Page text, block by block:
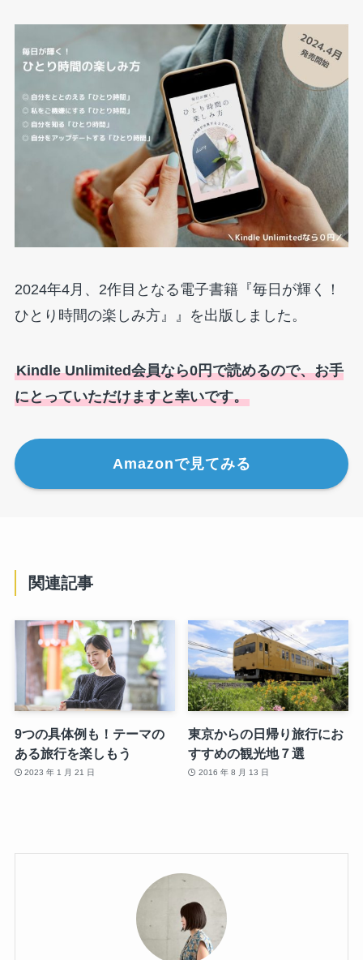
2024年4月、2作目となる電子書籍『毎日が輝く！
ひとり時間の楽しみ方』』を出版しました。
Kindle Unlimited会員なら0円で読めるので、お手
にとっていただけますと幸いです。
Amazonで見てみる
関連記事
9つの具体例も！テーマの
ある旅行を楽しもう
2023 年 1 月 21 日
東京からの日帰り旅行にお
すすめの観光地７選
2016 年 8 月 13 日